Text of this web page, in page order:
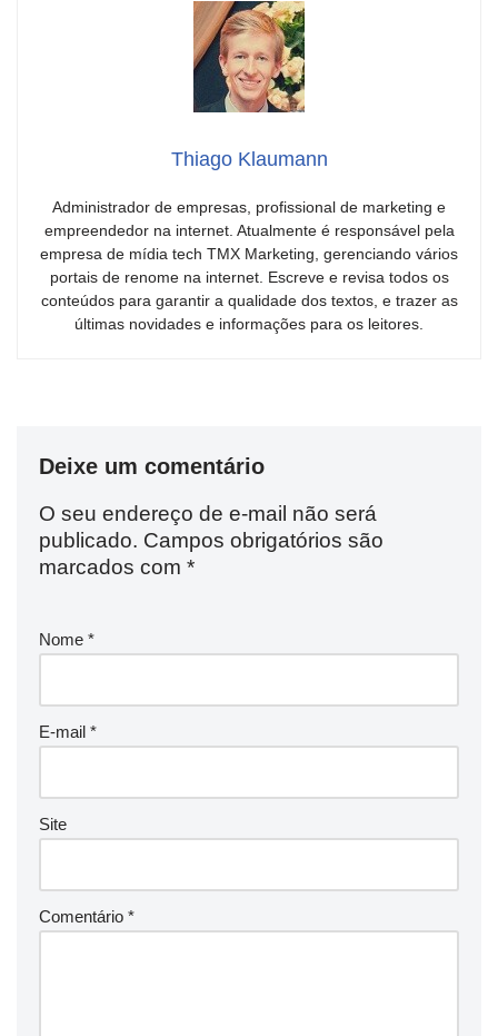
Thiago Klaumann
Administrador de empresas, profissional de marketing e
empreendedor na internet. Atualmente é responsável pela
empresa de mídia tech TMX Marketing, gerenciando vários
portais de renome na internet. Escreve e revisa todos os
conteúdos para garantir a qualidade dos textos, e trazer as
últimas novidades e informações para os leitores.
Deixe um comentário
O seu endereço de e-mail não será
publicado. Campos obrigatórios são
marcados com *
Nome *
E-mail *
Site
Comentário *